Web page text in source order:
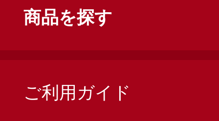
商品を探す
ご利用ガイド